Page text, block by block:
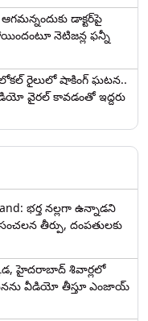
డాక్టర్‌పై
నెటిజన్ల ఫన్నీ
లోకల్ రైలులో షాకింగ్ ఘటన..
వైరల్ కావడంతో ఇద్దరు
భర్త న‌ల్ల‌గా ఉన్నాడ‌ని
తీర్పు, దంపతులకు
హైదరాబాద్ శివార్లలో
వీడియో తీస్తూ ఎంజాయ్